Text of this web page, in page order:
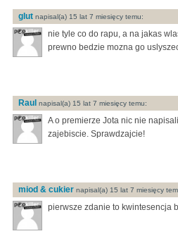
glut napisal(a) 15 lat 7 miesięcy temu:
nie tyle co do rapu, a na jakas
prewno bedzie mozna go
Raul napisal(a) 15 lat 7 miesięcy temu:
A o premierze Jota nic nie
zajebiscie. Sprawdzajcie!
miod & cukier napisal(a) 15 lat 7 miesięcy
pierwsze zdanie to kwintesencja